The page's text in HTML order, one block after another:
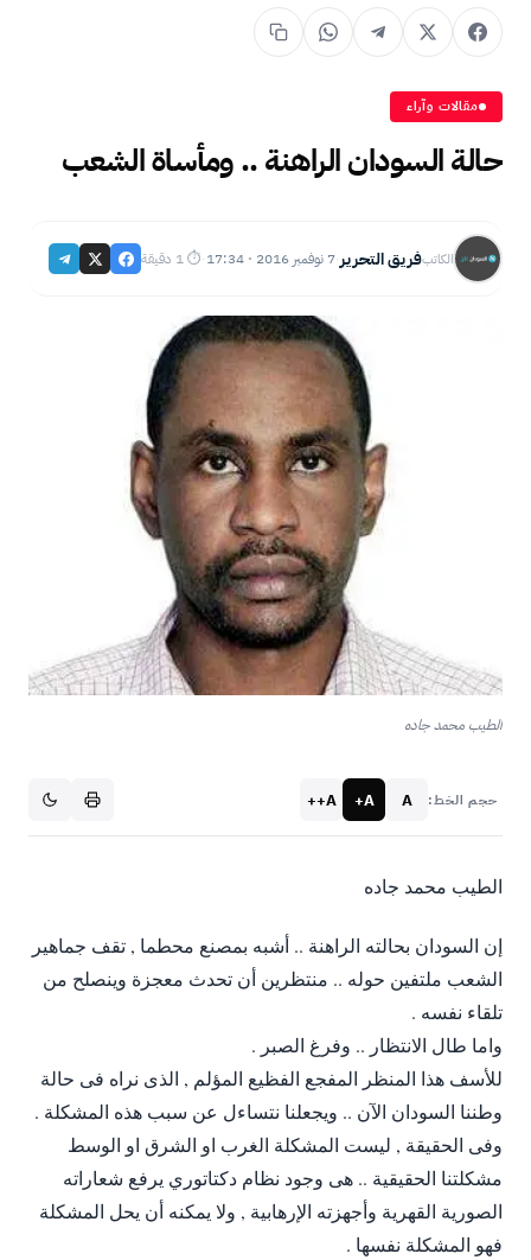
مقالات وآراء
حالة السودان الراهنة .. ومأساة الشعب
الكاتبفريق التحرير·7 نوفمبر 2016 · 17:34 ·⏱ 1 دقيقة
الطيب محمد جاده
حجم الخط: A
A+
A++
الطيب محمد جاده
إن السودان بحالته الراهنة .. أشبه بمصنع محطما , تقف جماهير
الشعب ملتفين حوله .. منتظرين أن تحدث معجزة وينصلح من
تلقاء نفسه .
واما طال الانتظار .. وفرغ الصبر .
للأسف هذا المنظر المفجع الفظيع المؤلم , الذى نراه فى حالة
وطننا السودان الآن .. ويجعلنا نتساءل عن سبب هذه المشكلة .
وفى الحقيقة , ليست المشكلة الغرب او الشرق او الوسط
مشكلتنا الحقيقية .. هى وجود نظام دكتاتوري يرفع شعاراته
الصورية القهرية وأجهزته الإرهابية , ولا يمكنه أن يحل المشكلة
فهو المشكلة نفسها .